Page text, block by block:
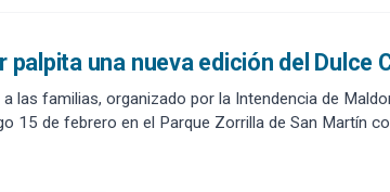
palpita una nueva edición del Dulce
las familias, organizado por la Intendencia de
15 de febrero en el Parque Zorrilla de San Martín